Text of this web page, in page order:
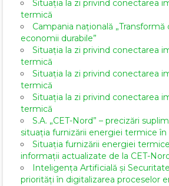
Situația la zi privind conectarea
termică
Campania națională
economii durabile”
Situația la zi privind conectarea
termică
Situația la zi privind conectarea
termică
Situația la zi privind conectarea
termică
S.A. „CET-Nord” – precizări
situația furnizării energiei termice
Situația furnizării energiei
informații actualizate de la CET-
Inteligența Artificială și
priorități în digitalizarea proceselor